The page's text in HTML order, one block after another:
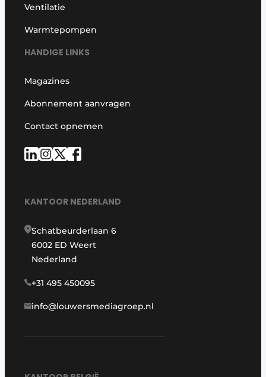
Ventilatie
Warmtepompen
HANDIGE LINKS
Magazines
Abonnement aanvragen
Contact opnemen
KANTOOR NEDERLAND
Schatbeurderlaan 6
6002 ED Weert
Nederland
+31 495 450095
info@louwersmediagroep.nl